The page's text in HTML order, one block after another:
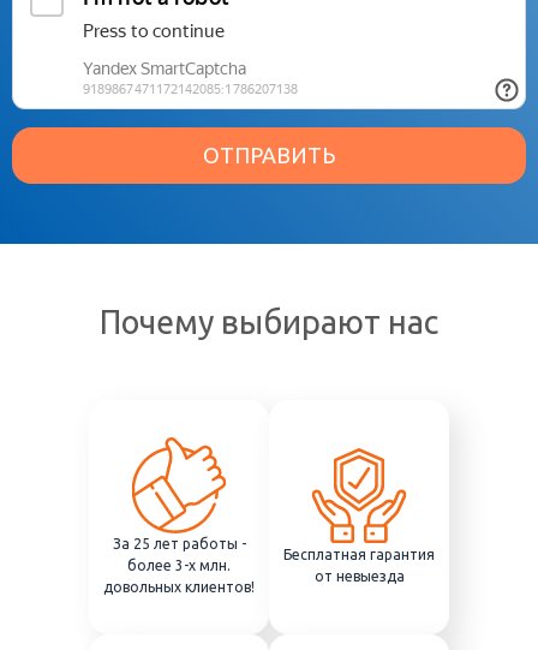
ОТПРАВИТЬ
Почему выбирают нас
За 25 лет работы -
более 3-х млн.
довольных клиентов!
Бесплатная гарантия
от невыезда